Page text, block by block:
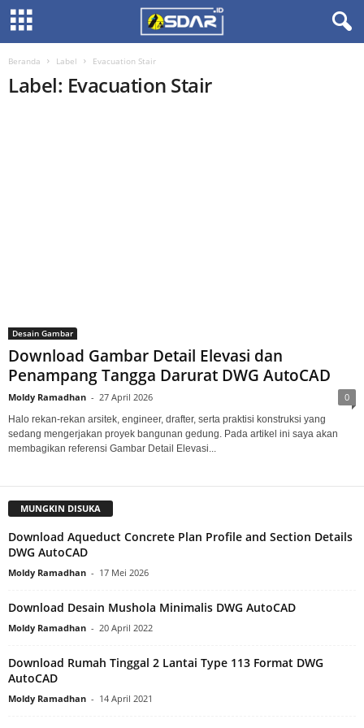
Beranda Label Evacuation Stair
Label: Evacuation Stair
Desain Gambar
Download Gambar Detail Elevasi dan
Penampang Tangga Darurat DWG AutoCAD
Moldy Ramadhan - 27 April 2026 0
Halo rekan-rekan arsitek, engineer, drafter, serta praktisi konstruksi yang
sedang mengerjakan proyek bangunan gedung. Pada artikel ini saya akan
membagikan referensi Gambar Detail Elevasi...
MUNGKIN DISUKA
Download Aqueduct Concrete Plan Profile and Section Details
DWG AutoCAD
Moldy Ramadhan - 17 Mei 2026
Download Desain Mushola Minimalis DWG AutoCAD
Moldy Ramadhan - 20 April 2022
Download Rumah Tinggal 2 Lantai Type 113 Format DWG
AutoCAD
Moldy Ramadhan - 14 April 2021